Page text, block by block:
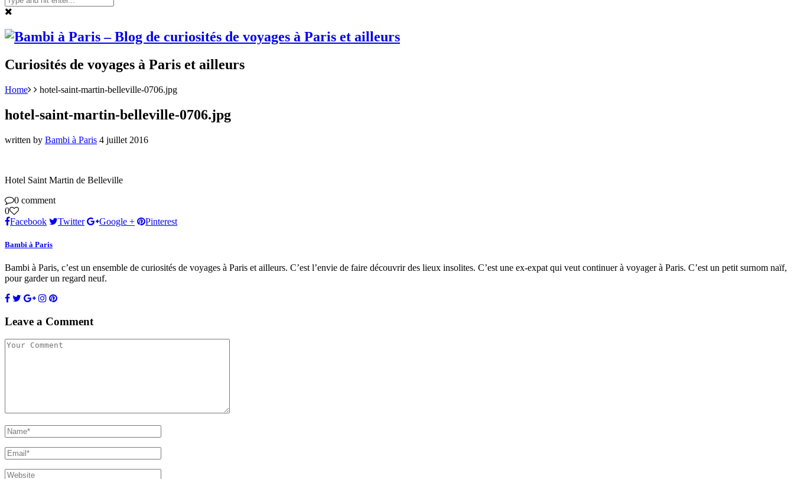
Curiosités de voyages à Paris et ailleurs
Home hotel-saint-martin-belleville-0706.jpg
hotel-saint-martin-belleville-0706.jpg
written by Bambi à Paris 4 juillet 2016
Hotel Saint Martin de Belleville
0 comment
0
Facebook
Twitter Google + Pinterest
Bambi à Paris
Bambi à Paris, c’est un ensemble de curiosités de voyages à Paris et ailleurs. C’est l’envie de faire découvrir des lieux insolites. C’est une ex-expat qui veut continuer à voyager à Paris. C’est un petit surnom naïf,
pour garder un regard neuf.
Leave a Comment